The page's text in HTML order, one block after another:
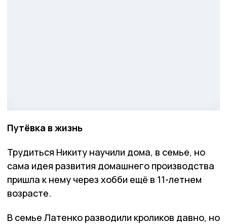
Путёвка в жизнь
Трудиться Никиту научили дома, в семье, но
сама идея развития домашнего производства
пришла к нему через хобби ещё в 11-летнем
возрасте.
В семье Латенко разводили кроликов давно, но